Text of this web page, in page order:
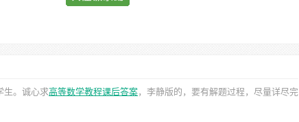
生。诚心求高等数学教程课后答案，李静版的，要有解题过程，尽量详尽完